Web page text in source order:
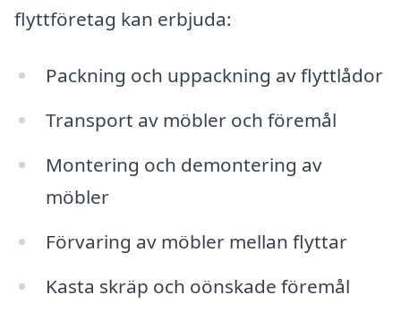
flyttföretag kan erbjuda:
Packning och uppackning av flyttlådor
Transport av möbler och föremål
Montering och demontering av
möbler
Förvaring av möbler mellan flyttar
Kasta skräp och oönskade föremål